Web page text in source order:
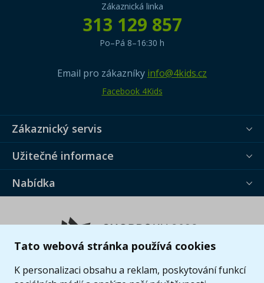
Tato webová stránka používá cookies
K personalizaci obsahu a reklam, poskytování funkcí
Zákaznická linka
313 129 857
Po–Pá 8–16:30 h
Email pro zákazníky info@4kids.cz
Facebook 4Kids
Zákaznický servis
Užitečné informace
Nabídka